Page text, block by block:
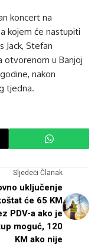
koncert na
kojem će nastupiti
Jack, Stefan
otvorenom u Banjoj
nakon
tjedna.
Sljedeći Članak
uključenje
će 65 KM
PDV-a ako je
moguć, 120
KM ako nije